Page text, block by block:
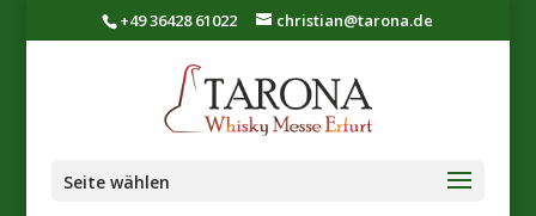
+49 36428 61022 christian@tarona.de
Seite wählen